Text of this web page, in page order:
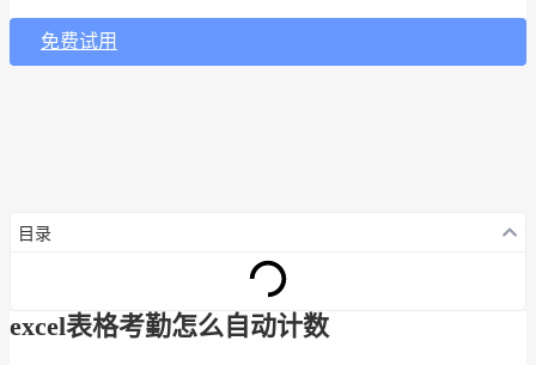
免费试用
目录
excel表格考勤怎么自动计数